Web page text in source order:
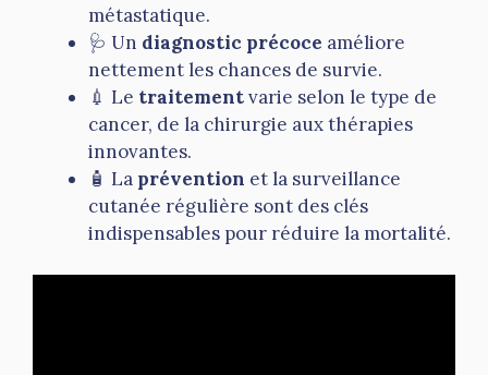
métastatique.
🩺 Un diagnostic précoce améliore
nettement les chances de survie.
💉 Le traitementvarie selon le type de
cancer, de la chirurgie aux thérapies
innovantes.
🧴 La prévention et la surveillance
cutanée régulière sont des clés
indispensables pour réduire la mortalité.